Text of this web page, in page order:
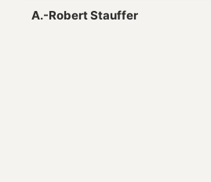
A.-Robert Stauffer